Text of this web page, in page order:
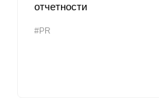
отчетности
#PR